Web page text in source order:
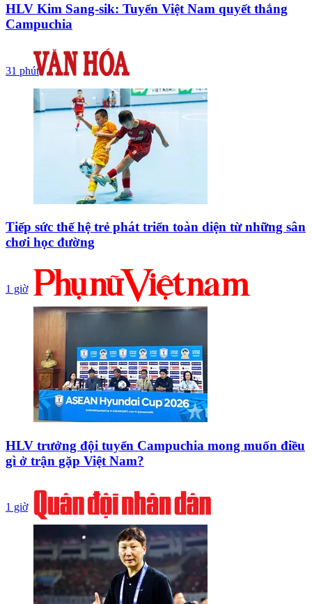
HLV Kim Sang-sik: Tuyển Việt Nam quyết thắng
Campuchia
31 phút
Tiếp sức thế hệ trẻ phát triển toàn diện từ những sân
chơi học đường
1 giờ
HLV trưởng đội tuyển Campuchia mong muốn điều
gì ở trận gặp Việt Nam?
1 giờ